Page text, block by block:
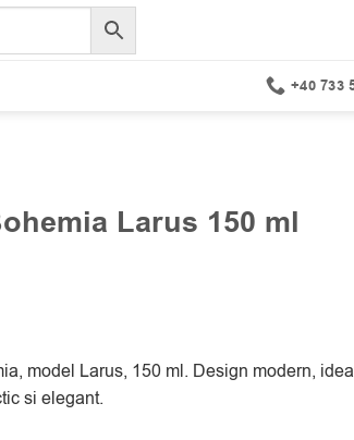
+40 733
Larus 150 ml
model Larus, 150 ml. Design modern,
si elegant.